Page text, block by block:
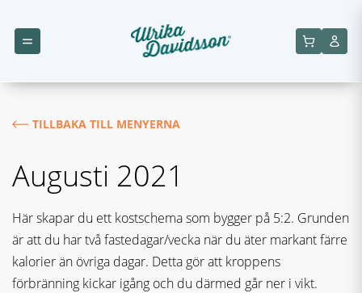
TILLBAKA TILL MENYERNA
Augusti 2021
Här skapar du ett kostschema som bygger på 5:2. Grunden
är att du har två fastedagar/vecka när du äter markant färre
kalorier än övriga dagar. Detta gör att kroppens
förbränning kickar igång och du därmed går ner i vikt.